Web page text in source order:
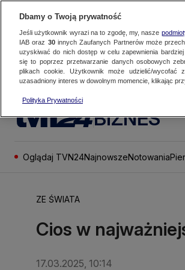
BIZNES
Oglądaj TVN24NajnowszeNotowania
ZE ŚWIATA
Cios w
17.03.2025, 10:14
Dbamy o Twoją prywatność
Jeśli użytkownik wyrazi na to zgodę, my, nasze
IAB oraz 30innych Zaufanych Partnerów może
uzyskiwać do nich dostęp w celu zapewnienia
się to poprzez przetwarzanie danych osobowych
plikach cookie. Użytkownik może udzielić/
uzasadniony interes w dowolnym momencie, klikając
Polityka Prywatności